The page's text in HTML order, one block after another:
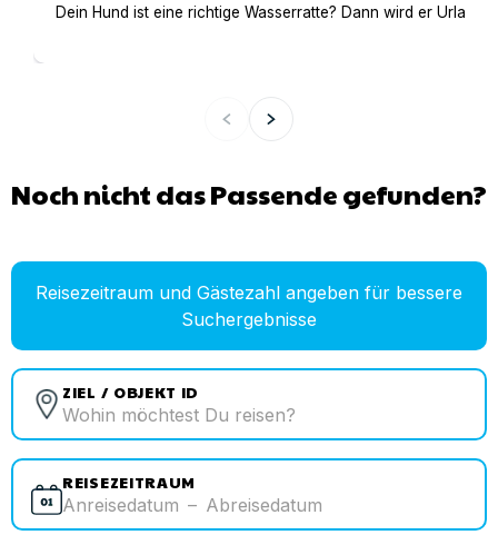
Dein Hund ist eine richtige Wasserratte? Dann wird er
Noch nicht das Passende gefunden?
Reisezeitraum und Gästezahl angeben für bessere
Suchergebnisse
ZIEL / OBJEKT ID
REISEZEITRAUM
Anreisedatum – Abreisedatum